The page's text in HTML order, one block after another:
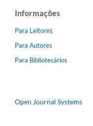
Informações
Para Leitores
Para Autores
Para Bibliotecários
Open Journal Systems